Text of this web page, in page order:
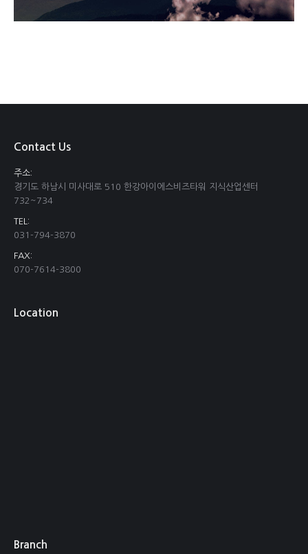
Contact Us
주소:
경기도 하남시 미사대로 510 한강아이에스비즈타워 지식산업센터
732~734
TEL:
031-794-3870
FAX:
070-7614-3800
Location
Branch